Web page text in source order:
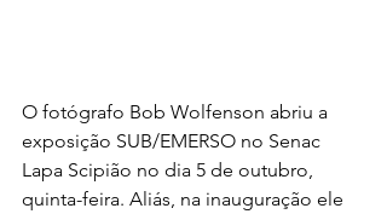
O fotógrafo Bob Wolfenson abriu a
exposição SUB/EMERSO no Senac
Lapa Scipião no dia 5 de outubro,
quinta-feira. Aliás, na inauguração ele